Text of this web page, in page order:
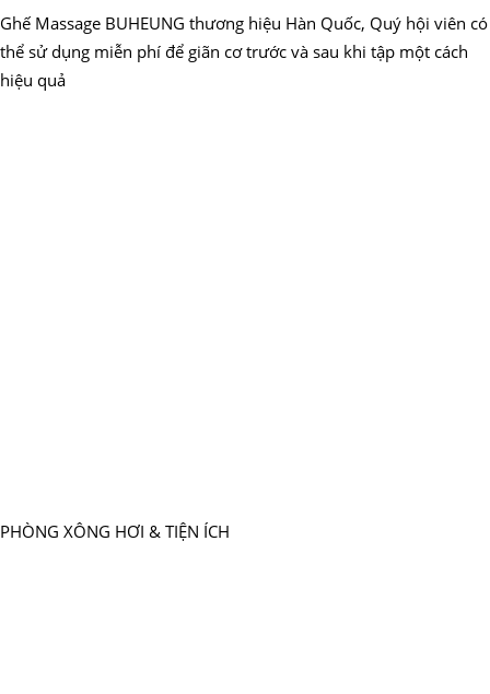
Ghế Massage BUHEUNG thương hiệu Hàn Quốc, Quý hội viên có
thể sử dụng miễn phí để giãn cơ trước và sau khi tập một cách
hiệu quả
PHÒNG XÔNG HƠI & TIỆN ÍCH